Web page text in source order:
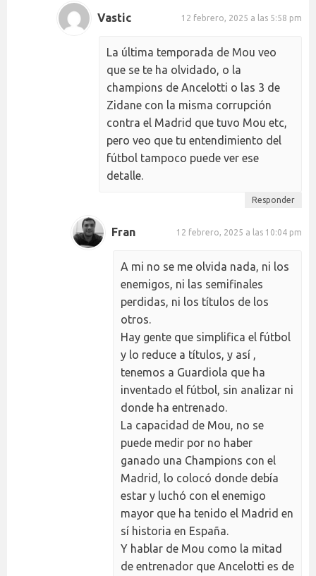
Vastic 12 febrero, 2025 a las 5:58 pm
La última temporada de Mou veo
que se te ha olvidado, o la
champions de Ancelotti o las 3 de
Zidane con la misma corrupción
contra el Madrid que tuvo Mou etc,
pero veo que tu entendimiento del
fútbol tampoco puede ver ese
detalle.
Responder
Fran 12 febrero, 2025 a las 10:04 pm
A mi no se me olvida nada, ni los
enemigos, ni las semifinales
perdidas, ni los títulos de los
otros.
Hay gente que simplifica el fútbol
y lo reduce a títulos, y así ,
tenemos a Guardiola que ha
inventado el fútbol, sin analizar ni
donde ha entrenado.
La capacidad de Mou, no se
puede medir por no haber
ganado una Champions con el
Madrid, lo colocó donde debía
estar y luchó con el enemigo
mayor que ha tenido el Madrid en
sí historia en España.
Y hablar de Mou como la mitad
de entrenador que Ancelotti es de